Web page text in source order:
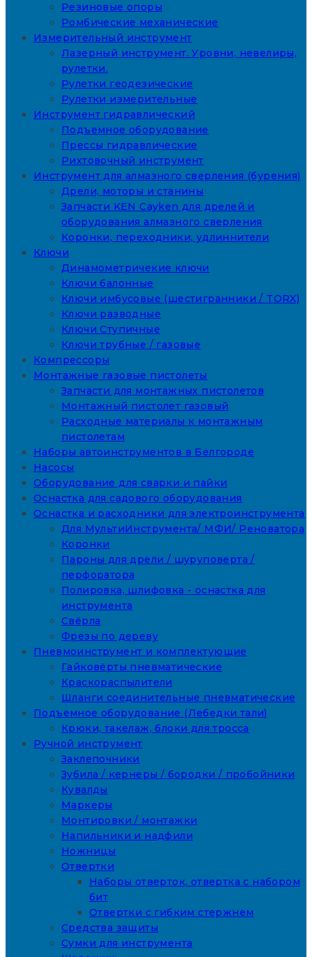
Резиновые опоры
Ромбические механические
Измерительный инструмент
Лазерный инструмент. Уровни, невелиры,
рулетки.
Рулетки геодезические
Рулетки измерительные
Инструмент гидравлический
Подъемное оборудование
Прессы гидравлические
Рихтовочный инструмент
Инструмент для алмазного сверления (бурения)
Дрели, моторы и станины
Запчасти KEN Cayken для дрелей и
оборудования алмазного сверления
Коронки, переходники, удлиннители
Ключи
Динамометричекие ключи
Ключи балонные
Ключи имбусовые (шестигранники / TORX)
Ключи разводные
Ключи Ступичные
Ключи трубные / газовые
Компрессоры
Монтажные газовые пистолеты
Запчасти для монтажных пистолетов
Монтажный пистолет газовый
Расходные материалы к монтажным
пистолетам
Наборы автоинструментов в Белгороде
Насосы
Оборудование для сварки и пайки
Оснастка для садового оборудования
Оснастка и расходники для электроинструмента
Для МультиИнструмента/ МФИ/ Реноватора
Коронки
Пароны для дрели / шуруповерта /
перфоратора
Полировка, шлифовка - оснастка для
инструмента
Свёрла
Фрезы по дереву
Пневмоинструмент и комплектующие
Гайковёрты пневматические
Краскораспылители
Шланги соединительные пневматические
Подъемное оборудование (Лебедки тали)
Крюки, такелаж, блоки для тросса
Ручной инструмент
Заклепочники
Зубила / кернеры / бородки / пробойники
Кувалды
Маркеры
Монтировки / монтажки
Напильники и надфили
Ножницы
Отвертки
Наборы отверток, отвертка с набором
бит
Отвертки с гибким стержнем
Средства защиты
Сумки для инструмента